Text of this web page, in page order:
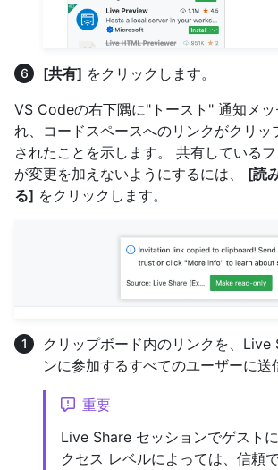
[共有] をクリックします。
VS Codeの右下隅に"トースト" 通知メッ
れ、コードスペースへのリンクがクリッ
されたことを示します。 共有している
が変更を加えないようにするには、 [読
る] をクリックします。
クリップボード内のリンクを、Live
ンに参加するすべてのユーザーに送
重要
Live Share セッションでゲスト
クセス レベルによっては、信頼